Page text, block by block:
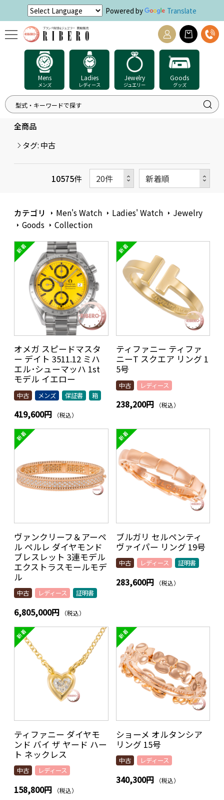
Powered by Translate
Mens
メンズ
Ladies
レディース
Jewelry
ジュエリー
Goods
グッズ
全商品
タグ: 中古
10575件
カテゴリ Men's Watch Ladies' Watch
Jewelry
Goods
Collection
オメガ スピードマスタ
ー デイト 3511.12 ミハ
エル･シューマッハ 1st
モデル イエロー
中古 メンズ 保証書 箱
419,600円 （税込）
ティファニー ティファ
ニーT スクエア リング 1
5号
中古 レディース
238,200円 （税込）
ヴァンクリーフ＆アーペ
ル ペルレ ダイヤモンド
ブレスレット 3連モデル
エクストラスモールモデ
ル
中古 レディース 証明書
6,805,000円 （税込）
ブルガリ セルペンティ
ヴァイパー リング 19号
中古 レディース 証明書
283,600円 （税込）
ティファニー ダイヤモ
ンド バイ ザ ヤード ハー
ト ネックレス
中古 レディース
158,800円 （税込）
ショーメ オルタンシア
リング 15号
中古 レディース
340,300円 （税込）